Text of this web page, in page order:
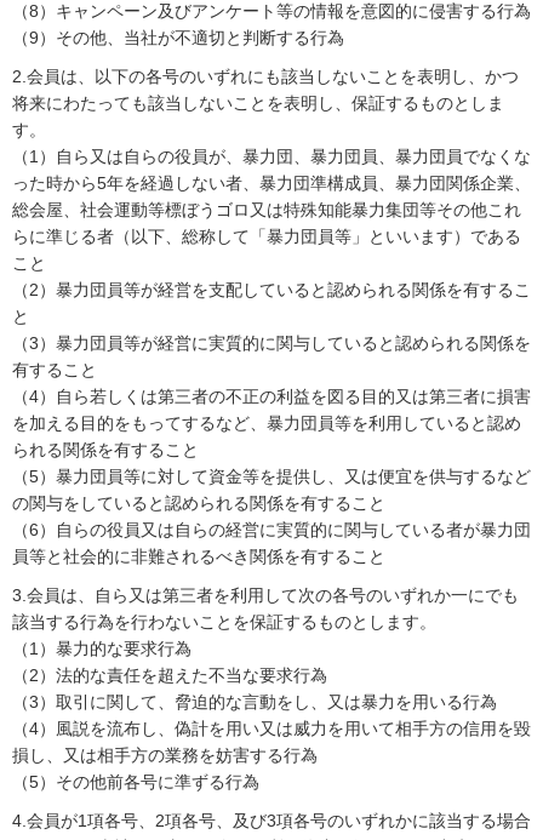
（8）キャンペーン及びアンケート等の情報を意図的に侵害する行為
（9）その他、当社が不適切と判断する行為
2.会員は、以下の各号のいずれにも該当しないことを表明し、かつ
将来にわたっても該当しないことを表明し、保証するものとしま
す。
（1）自ら又は自らの役員が、暴力団、暴力団員、暴力団員でなくな
った時から5年を経過しない者、暴力団準構成員、暴力団関係企業、
総会屋、社会運動等標ぼうゴロ又は特殊知能暴力集団等その他これ
らに準じる者（以下、総称して「暴力団員等」といいます）である
こと
（2）暴力団員等が経営を支配していると認められる関係を有するこ
と
（3）暴力団員等が経営に実質的に関与していると認められる関係を
有すること
（4）自ら若しくは第三者の不正の利益を図る目的又は第三者に損害
を加える目的をもってするなど、暴力団員等を利用していると認め
られる関係を有すること
（5）暴力団員等に対して資金等を提供し、又は便宜を供与するなど
の関与をしていると認められる関係を有すること
（6）自らの役員又は自らの経営に実質的に関与している者が暴力団
員等と社会的に非難されるべき関係を有すること
3.会員は、自ら又は第三者を利用して次の各号のいずれか一にでも
該当する行為を行わないことを保証するものとします。
（1）暴力的な要求行為
（2）法的な責任を超えた不当な要求行為
（3）取引に関して、脅迫的な言動をし、又は暴力を用いる行為
（4）風説を流布し、偽計を用い又は威力を用いて相手方の信用を毀
損し、又は相手方の業務を妨害する行為
（5）その他前各号に準ずる行為
4.会員が1項各号、2項各号、及び3項各号のいずれかに該当する場合